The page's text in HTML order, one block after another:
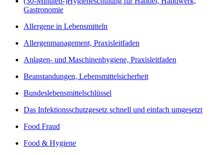
Gastronomie
Allergene in Lebensmitteln
Allergenmanagement, Praxisleitfaden
Anlagen- und Maschinenhygiene, Praxisleitfaden
Beanstandungen, Lebensmittelsicherheit
Bundeslebensmittelschlüssel
Das Infektionsschutzgesetz schnell und einfach umgesetzt
Food Fraud
Food & Hygiene